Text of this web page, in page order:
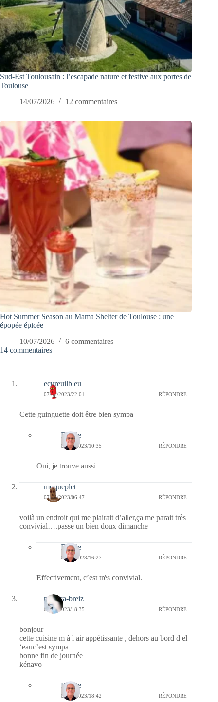
Sud-Est Toulousain : l’escapade nature et festive aux portes de
Toulouse
14/07/2026
12 commentaires
Hot Summer Season au Mama Shelter de Toulouse : une
épopée épicée
10/07/2026
6 commentaires
14 commentaires
ecureuilbleu
07/05/2023/22:01 RÉPONDRE
Cette guinguette doit être bien sympa
Bernie
08/05/2023/10:35 RÉPONDRE
Oui, je trouve aussi.
moqueplet
07/05/2023/06:47 RÉPONDRE
voilà un endroit qui me plairait d’aller,ça me parait très
convivial….passe un bien doux dimanche
Bernie
07/05/2023/16:27 RÉPONDRE
Effectivement, c’est très convivial.
monica-breiz
06/05/2023/18:35 RÉPONDRE
bonjour
cette cuisine m à l air appétissante , dehors au bord d el
‘eauc’est sympa
bonne fin de journée
kénavo
Bernie
06/05/2023/18:42 RÉPONDRE